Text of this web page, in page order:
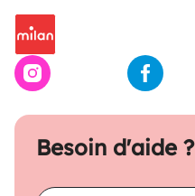
Besoin d'aide ?